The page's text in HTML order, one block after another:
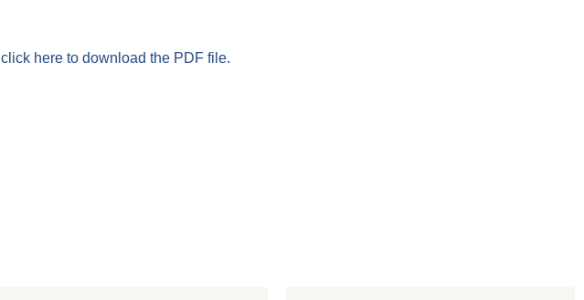
click here to download the PDF file.